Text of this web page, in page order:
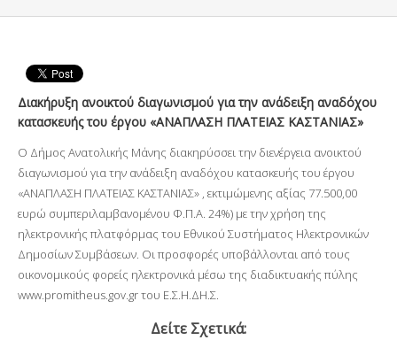
Διακήρυξη ανοικτού διαγωνισμού για την ανάδειξη αναδόχου
κατασκευής του έργου «ΑΝΑΠΛΑΣΗ ΠΛΑΤΕΙΑΣ ΚΑΣΤΑΝΙΑΣ»
Ο Δήμος Ανατολικής Μάνης διακηρύσσει την διενέργεια ανοικτού
διαγωνισμού για την ανάδειξη αναδόχου κατασκευής του έργου
«ΑΝΑΠΛΑΣΗ ΠΛΑΤΕΙΑΣ ΚΑΣΤΑΝΙΑΣ» , εκτιμώμενης αξίας 77.500,00
ευρώ συμπεριλαμβανομένου Φ.Π.Α. 24%) με την χρήση της
ηλεκτρονικής πλατφόρμας του Εθνικού Συστήματος Ηλεκτρονικών
Δημοσίων Συμβάσεων. Οι προσφορές υποβάλλονται από τους
οικονομικούς φορείς ηλεκτρονικά μέσω της διαδικτυακής πύλης
www.promitheus.gov.gr του Ε.Σ.Η.ΔΗ.Σ.
Δείτε Σχετικά: